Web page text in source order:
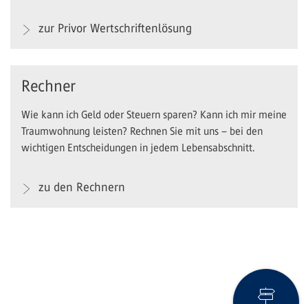
zur Privor Wertschriftenlösung
Rechner
Wie kann ich Geld oder Steuern sparen? Kann ich mir meine
Traumwohnung leisten? Rechnen Sie mit uns – bei den
wichtigen Entscheidungen in jedem Lebensabschnitt.
zu den Rechnern